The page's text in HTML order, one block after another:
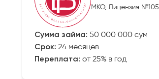
МКО, Лицензия №105
Сумма займа: 50 000 000 сум
Срок: 24 месяцев
Переплата: от 25% в год